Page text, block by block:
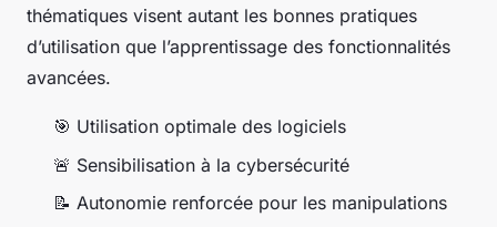
thématiques visent autant les bonnes pratiques
d’utilisation que l’apprentissage des fonctionnalités
avancées.
🎯 Utilisation optimale des logiciels
🚨 Sensibilisation à la cybersécurité
📝 Autonomie renforcée pour les manipulations